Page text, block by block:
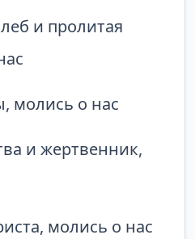
и пролитая
молись о нас
и жертвенник,
молись о нас